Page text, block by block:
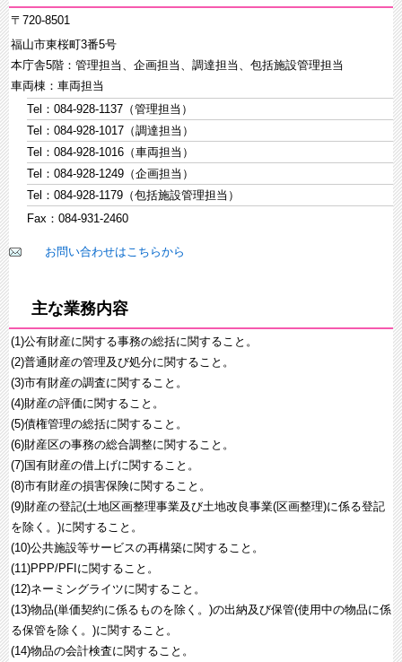
〒720-8501
福山市東桜町3番5号
本庁舎5階：管理担当、企画担当、調達担当、包括施設管理担当
車両棟：車両担当
Tel：084-928-1137（管理担当）
Tel：084-928-1017（調達担当）
Tel：084-928-1016（車両担当）
Tel：084-928-1249（企画担当）
Tel：084-928-1179（包括施設管理担当）
Fax：084-931-2460
お問い合わせはこちらから
主な業務内容
(1)公有財産に関する事務の総括に関すること。
(2)普通財産の管理及び処分に関すること。
(3)市有財産の調査に関すること。
(4)財産の評価に関すること。
(5)債権管理の総括に関すること。
(6)財産区の事務の総合調整に関すること。
(7)国有財産の借上げに関すること。
(8)市有財産の損害保険に関すること。
(9)財産の登記(土地区画整理事業及び土地改良事業(区画整理)に係る登記
を除く。)に関すること。
(10)公共施設等サービスの再構築に関すること。
(11)PPP/PFIに関すること。
(12)ネーミングライツに関すること。
(13)物品(単価契約に係るものを除く。)の出納及び保管(使用中の物品に係
る保管を除く。)に関すること。
(14)物品の会計検査に関すること。